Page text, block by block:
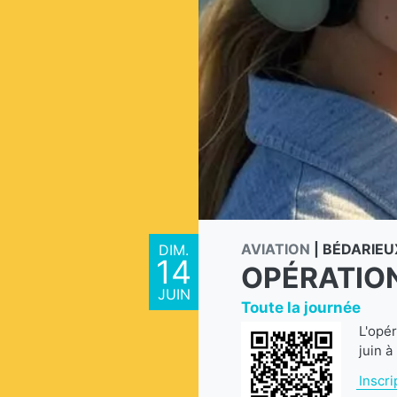
DIM.
14
JUIN
AVIATION
Toute la journée
juin à